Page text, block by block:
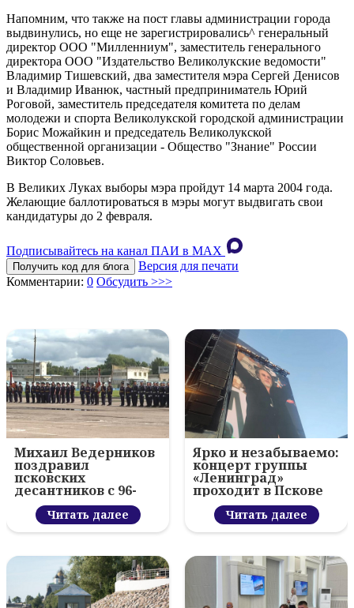
Напомним, что также на пост главы администрации города
выдвинулись, но еще не зарегистрировались^ генеральный
директор ООО "Милленниум", заместитель генерального
директора ООО "Издательство Великолукские ведомости"
Владимир Тишевский, два заместителя мэра Сергей Денисов
и Владимир Иванюк, частный предприниматель Юрий
Роговой, заместитель председателя комитета по делам
молодежи и спорта Великолукской городской администрации
Борис Можайкин и председатель Великолукской
общественной организации - Общество "Знание" России
Виктор Соловьев.
В Великих Луках выборы мэра пройдут 14 марта 2004 года.
Желающие баллотироваться в мэры могут выдвигать свои
кандидатуры до 2 февраля.
Подписывайтесь на канал ПАИ в MAХ
Получить код для блога
Версия для печати
Комментарии: 0 Обсудить >>>
Михаил Ведерников
поздравил
псковских
десантников с 96-
летием ВДВ и
вручил награды
Читать далее
Ярко и незабываемо:
концерт группы
«Ленинград»
проходит в Пскове
Читать далее